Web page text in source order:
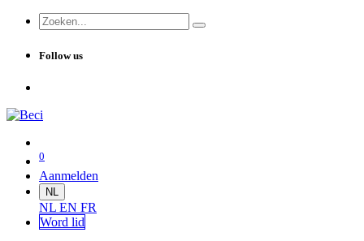
Follow us
0
Aanmelden
NL
NL EN FR
Word lid